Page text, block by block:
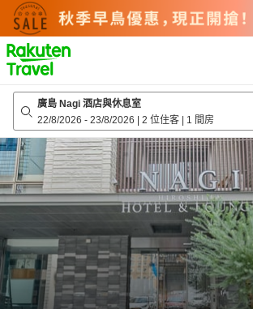
to
top
page
廣島 Nagi 酒店與休息室
22/8/2026 - 23/8/2026 | 2 位住客 | 1 間房